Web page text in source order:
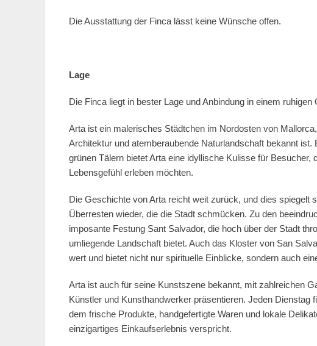
Die Ausstattung der Finca lässt keine Wünsche offen.
Lage
Die Finca liegt in bester Lage und Anbindung in einem ruhigen
Arta ist ein malerisches Städtchen im Nordosten von
Architektur und atemberaubende Naturlandschaft bekannt
grünen Tälern bietet Arta eine idyllische Kulisse für Besucher,
Lebensgefühl erleben möchten.
Die Geschichte von Arta reicht weit zurück, und dies spiegelt
Überresten wieder, die die Stadt schmücken. Zu den
imposante Festung Sant Salvador, die hoch über der Stadt
umliegende Landschaft bietet. Auch das Kloster von San
wert und bietet nicht nur spirituelle Einblicke, sondern auch
Arta ist auch für seine Kunstszene bekannt, mit zahlreichen
Künstler und Kunsthandwerker präsentieren. Jeden Dienstag
dem frische Produkte, handgefertigte Waren und lokale
einzigartiges Einkaufserlebnis verspricht.